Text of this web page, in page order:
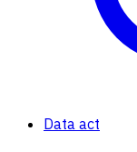
Data act